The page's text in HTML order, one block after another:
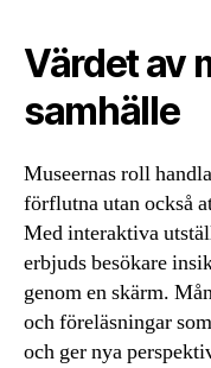
Värdet av
samhälle
Museernas roll
förflutna utan också
Med interaktiva
erbjuds besökare
genom en skärm.
och föreläsningar
och ger nya